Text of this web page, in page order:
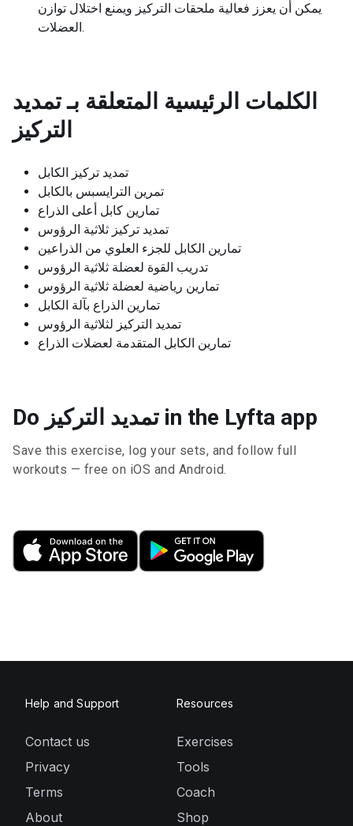
يمكن أن يعزز فعالية ملحقات التركيز ويمنع اختلال توازن
العضلات.
الكلمات الرئيسية المتعلقة بـ تمديد
التركيز
تمديد تركيز الكابل
تمرين الترايسبس بالكابل
تمارين كابل أعلى الذراع
تمديد تركيز ثلاثية الرؤوس
تمارين الكابل للجزء العلوي من الذراعين
تدريب القوة لعضلة ثلاثية الرؤوس
تمارين رياضية لعضلة ثلاثية الرؤوس
تمارين الذراع بآلة الكابل
تمديد التركيز لثلاثية الرؤوس
تمارين الكابل المتقدمة لعضلات الذراع
Do تمديد التركيز in the Lyfta app
Save this exercise, log your sets, and follow full
workouts — free on iOS and Android.
Help and Support
Contact us
Privacy
Terms
About
Resources
Exercises
Tools
Coach
Shop